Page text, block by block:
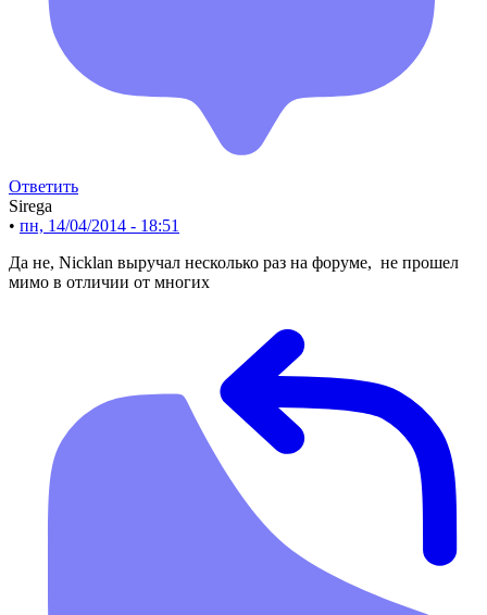
Ответить
Sirega
• пн, 14/04/2014 - 18:51
Да не, Nicklan выручал несколько раз на форуме, не прошел
мимо в отличии от многих